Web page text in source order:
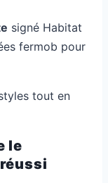
signé Habitat
fermob pour
tout en
le